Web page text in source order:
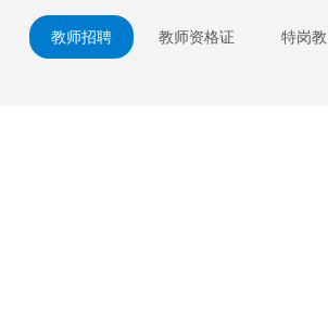
教师招聘 教师资格证 特岗